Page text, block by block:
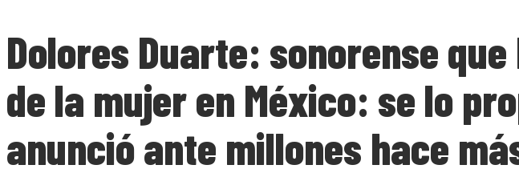
Dolores Duarte: sonorense
de la mujer en México: se lo
anunció ante millones hace